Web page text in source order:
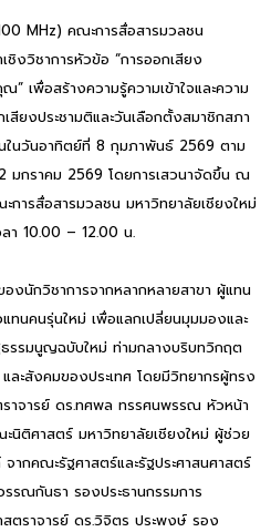
MHz) คณะการสื่อสารมวลชน
ชิงวิชาการหัวข้อ “การออกเสียง
” เพื่อสร้างความรู้ความเข้าใจและความ
สียงประชามติและวันเลือกตั้งสมาชิกสภา
ในวันอาทิตย์ที่ 8 กุมภาพันธ์ 2569 ตาม
มกราคม 2569 โดยการเสวนาจัดขึ้น ณ
การสื่อสารมวลชน มหาวิทยาลัยเชียงใหม่
า 10.00 – 12.00 น.
งนักวิชาการจากหลากหลายสาขา ผู้แทน
ทนคนรุ่นใหม่ เพื่อแลกเปลี่ยนมุมมองและ
รรมนูญฉบับใหม่ ท่ามกลางบริบทวิกฤต
ละสังคมของประเทศ โดยมีวิทยากรผู้ทรง
าจารย์ ดร.ทศพล ทรรศนพรรณ หัวหน้า
นิติศาสตร์ มหาวิทยาลัยเชียงใหม่ ผู้ช่วย
กคณะรัฐศาสตร์และรัฐประศาสนศาสตร์
รณกันธา รองประธานกรรมการ
ตราจารย์ ดร.วิจิตร ประพงษ์ รอง